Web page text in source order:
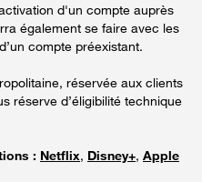
d'un compte auprès
également se faire avec les
compte préexistant.
réservée aux clients
réserve d’éligibilité technique
: Netflix, Disney+, Apple